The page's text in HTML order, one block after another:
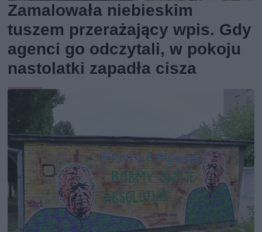
Zamalowała niebieskim
tuszem przerażający wpis. Gdy
agenci go odczytali, w pokoju
nastolatki zapadła cisza